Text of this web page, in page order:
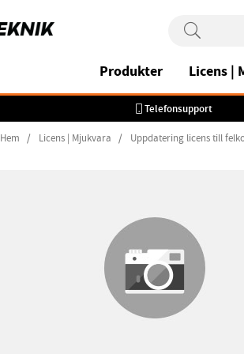
Telefonsupport
Produkter Licens |
Hem Licens | Mjukvara Uppdatering licens till